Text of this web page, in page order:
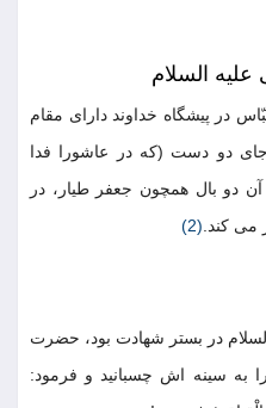
در پیشگاه خداوند دارای مقام
دو دست (که در عاشورا فدا
دو بال همچون جعفر طیار، در
می کند.(2)
در بستر شهادت بود، حضرت
به سینه اش چسبانید و فرمود: